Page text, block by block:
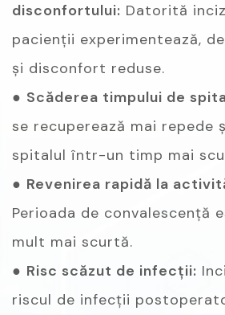
disconfortului: Datorită
pacienții experimentează,
și disconfort reduse.
● Scăderea timpului de
se recuperează mai repede
spitalul într-un timp mai
● Revenirea rapidă la
Perioada de convalescență
mult mai scurtă.
● Risc scăzut de infecții:
riscul de infecții